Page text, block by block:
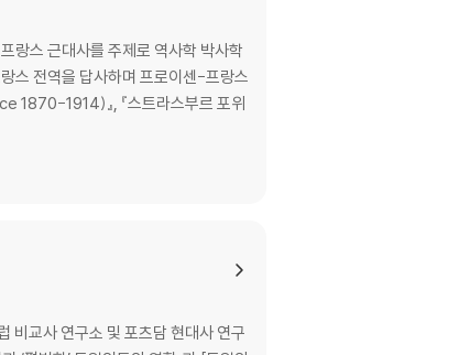
랑스 근대사를 주제로 역사학 박사학
스 전역을 답사하며 프로이센-프랑스
1870-1914)』, 『스트라스부르 포위
비교사 연구소 및 포츠담 현대사 연구